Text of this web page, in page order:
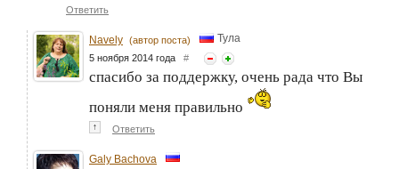
Ответить
Navely (автор поста) Тула
5 ноября 2014 года #
спасибо за поддержку, очень рада что Вы
поняли меня правильно
↑ Ответить
Galy Bachova